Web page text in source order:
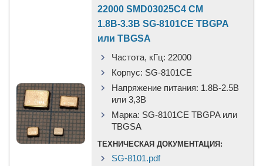
22000 SMD03025C4 CM
1.8В-3.3В SG-8101CE TBGPA
или TBGSA
Частота, кГц: 22000
Корпус: SG-8101CE
Напряжение питания: 1.8В-2.5B
или 3,3B
Марка: SG-8101CE TBGPA или
TBGSA
ТЕХНИЧЕСКАЯ ДОКУМЕНТАЦИЯ:
SG-8101.pdf